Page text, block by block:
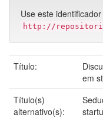
Use este
http://
Título:
em
Título(s)
alternativo(s):